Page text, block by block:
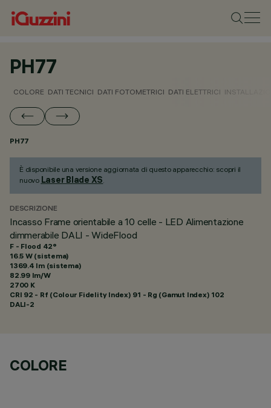
PH77
COLORE DATI TECNICI DATI FOTOMETRICI DATI ELETTRICI
PH77
È disponibile una versione aggiornata di questo apparecchio: scopri il
nuovo Laser Blade XS.
DESCRIZIONE
Incasso Frame orientabile a 10 celle - LED Alimentazione
dimmerabile DALI - WideFlood
F - Flood 42°
16.5 W (sistema)
1369.4 lm (sistema)
82.99 lm/W
2700 K
CRI 92 - Rf (Colour Fidelity Index) 91 - Rg (Gamut Index) 102
DALI-2
COLORE